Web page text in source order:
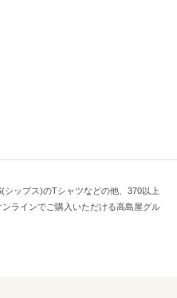
シップス)のTシャツなどの他、370以上
ラインでご購入いただける高島屋グル